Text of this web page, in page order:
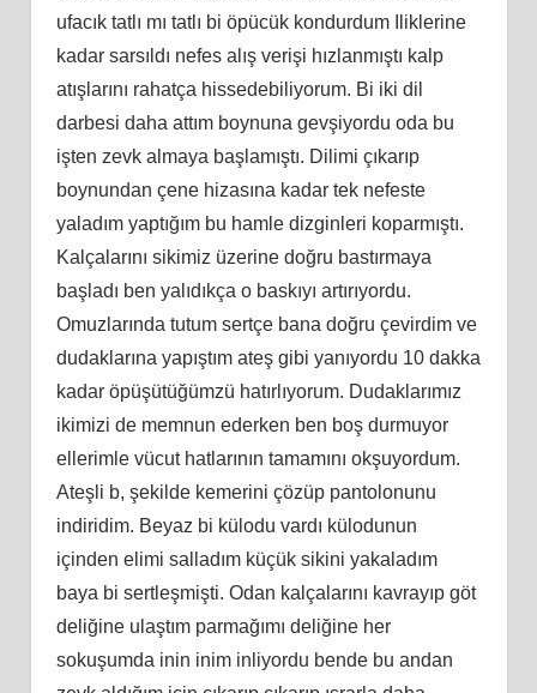
ufacık tatlı mı tatlı bi öpücük kondurdum Iliklerine
kadar sarsıldı nefes alış verişi hızlanmıştı kalp
atışlarını rahatça hissedebiliyorum. Bi iki dil
darbesi daha attım boynuna gevşiyordu oda bu
işten zevk almaya başlamıştı. Dilimi çıkarıp
boynundan çene hizasına kadar tek nefeste
yaladım yaptığım bu hamle dizginleri koparmıştı.
Kalçalarını sikimiz üzerine doğru bastırmaya
başladı ben yalıdıkça o baskıyı artırıyordu.
Omuzlarında tutum sertçe bana doğru çevirdim ve
dudaklarına yapıştım ateş gibi yanıyordu 10 dakka
kadar öpüşütüğümzü hatırlıyorum. Dudaklarımız
ikimizi de memnun ederken ben boş durmuyor
ellerimle vücut hatlarının tamamını okşuyordum.
Ateşli b, şekilde kemerini çözüp pantolonunu
indiridim. Beyaz bi külodu vardı külodunun
içinden elimi salladım küçük sikini yakaladım
baya bi sertleşmişti. Odan kalçalarını kavrayıp göt
deliğine ulaştım parmağımı deliğine her
sokuşumda inin inim inliyordu bende bu andan